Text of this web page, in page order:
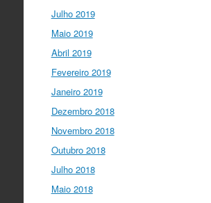
Julho 2019
Maio 2019
Abril 2019
Fevereiro 2019
Janeiro 2019
Dezembro 2018
Novembro 2018
Outubro 2018
Julho 2018
Maio 2018